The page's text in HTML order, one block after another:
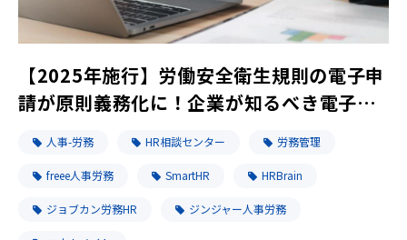
【2025年施行】労働安全衛生規則の電子申
請が原則義務化に！企業が知るべき電子申
請導入のステップやおすすめ製品をご紹介
人事-労務 HR相談センター 労務管理
freee人事労務 SmartHR HRBrain
ジョブカン労務HR ジンジャー人事労務